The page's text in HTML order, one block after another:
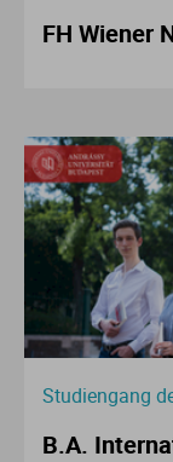
FH Wiener
Studiengang
B.A.